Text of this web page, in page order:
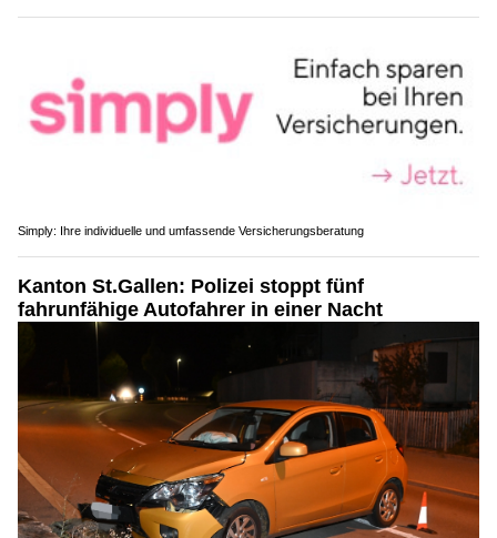
Simply: Ihre individuelle und umfassende Versicherungsberatung
Kanton St.Gallen: Polizei stoppt fünf
fahrunfähige Autofahrer in einer Nacht